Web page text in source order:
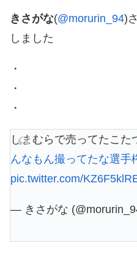
きさがな(@morurin_94)
しました
・
・
・
しまむらで売ってたこた
んなもん撮ってたな選手
pic.twitter.com/
— きさがな